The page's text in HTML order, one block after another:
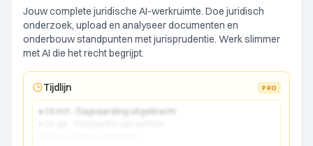
Jouw complete juridische AI-werkruimte. Doe juridisch
onderzoek, upload en analyseer documenten en
onderbouw standpunten met jurisprudentie. Werk slimmer
met AI die het recht begrijpt.
Tijdlijn PRO
● 15 mrt - Dagvaarding uitgebracht